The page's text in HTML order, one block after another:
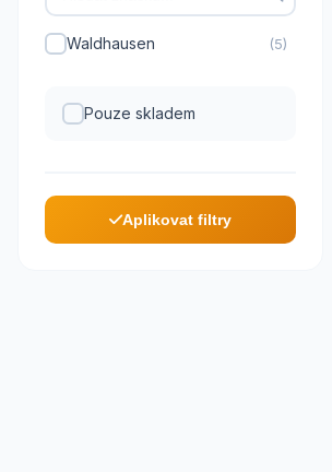
Waldhausen (5)
Pouze skladem
Aplikovat filtry